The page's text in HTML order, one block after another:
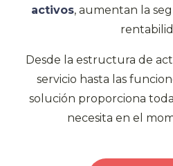
activos, aumentan la
Desde la estructura de
servicio hasta las
solución proporciona
necesita en el